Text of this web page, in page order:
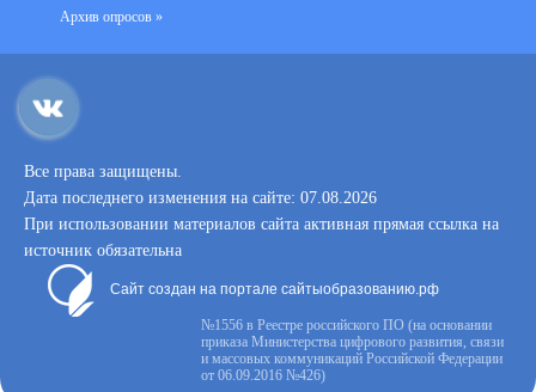
Архив опросов »
Все права защищены.
Дата последнего изменения на сайте: 07.08.2026
При использовании материалов сайта активная прямая ссылка на
источник обязательна
Сайт создан на портале сайтыобразованию.рф
№1556 в Реестре российского ПО (на основании
приказа Министерства цифрового развития, связи
и массовых коммуникаций Российской Федерации
от 06.09.2016 №426)